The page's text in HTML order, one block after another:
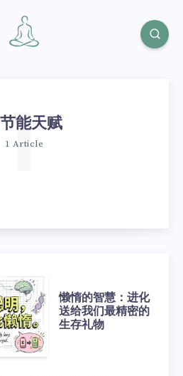
节能天赋
1 Article
1
懒惰的智慧：进化
送给我们最精密的
生存礼物